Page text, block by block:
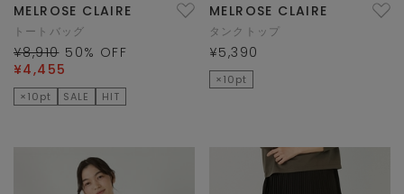
MELROSE CLAIRE
トートバッグ
¥8,910 50% OFF
¥4,455
×10pt SALE HIT
MELROSE CLAIRE
タンクトップ
¥5,390
×10pt